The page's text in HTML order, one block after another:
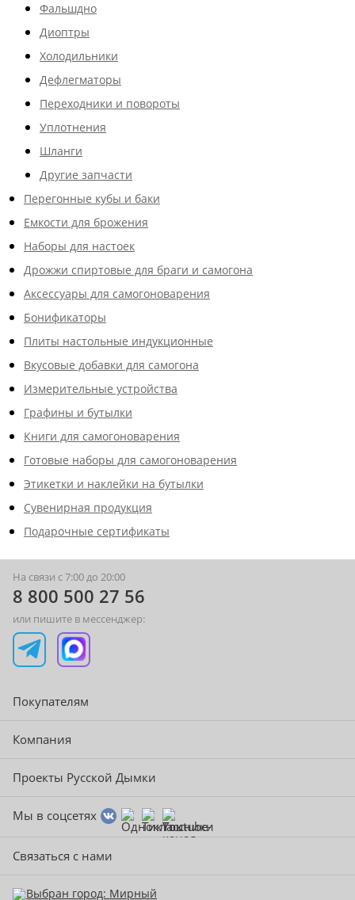
Фальшдно
Диоптры
Холодильники
Дефлегматоры
Переходники и повороты
Уплотнения
Шланги
Другие запчасти
Перегонные кубы и баки
Емкости для брожения
Наборы для настоек
Дрожжи спиртовые для браги и самогона
Аксессуары для самогоноварения
Бонификаторы
Плиты настольные индукционные
Вкусовые добавки для самогона
Измерительные устройства
Графины и бутылки
Книги для самогоноварения
Готовые наборы для самогоноварения
Этикетки и наклейки на бутылки
Сувенирная продукция
Подарочные сертификаты
На связи с 7:00 до 20:00
8 800 500 27 56
или пишите в мессенджер:
Покупателям
Компания
Проекты Русской Дымки
Мы в соцсетях
Связаться с нами
Выбран город: Мирный